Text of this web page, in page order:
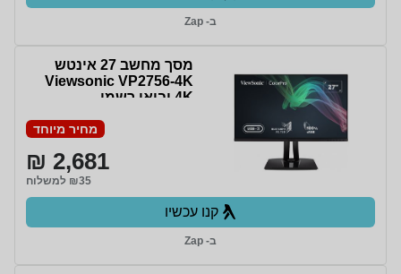
ב- Zap
מסך מחשב ‏27 ‏אינטש
Viewsonic VP2756-4K
4K יבואן רשמי
מחיר מיוחד
2,681 ₪
₪35 למשלוח
קנו עכשיו
ב- Zap